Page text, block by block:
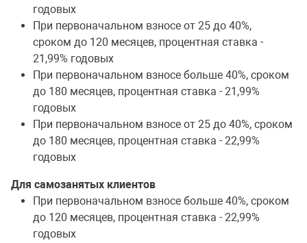
годовых
При первоначальном взносе от 25 до 40%,
сроком до 120 месяцев, процентная ставка -
21,99% годовых
При первоначальном взносе больше 40%, сроком
до 180 месяцев, процентная ставка - 21,99%
годовых
При первоначальном взносе от 25 до 40%, сроком
до 180 месяцев, процентная ставка - 22,99%
годовых
Для самозанятых клиентов
При первоначальном взносе больше 40%, сроком
до 120 месяцев, процентная ставка - 22,99%
годовых